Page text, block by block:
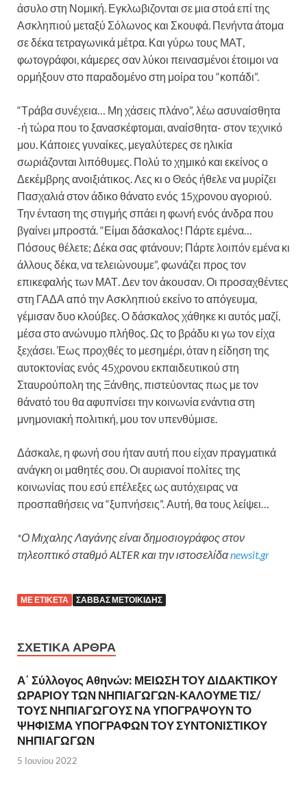
άσυλο στη Νομική. Εγκλωβιζονται σε μια στοά επί της
Ασκληπιού μεταξύ Σόλωνος και Σκουφά. Πενήντα άτομα
σε δέκα τετραγωνικά μέτρα. Και γύρω τους ΜΑΤ,
φωτογράφοι, κάμερες σαν λύκοι πεινασμένοι έτοιμοι να
ορμήξουν στο παραδομένο στη μοίρα του “κοπάδι”.
“Τράβα συνέχεια… Μη χάσεις πλάνο”, λέω ασυναίσθητα
-ή τώρα που το ξανασκέφτομαι, αναίσθητα- στον τεχνικό
μου. Κάποιες γυναίκες, μεγαλύτερες σε ηλικία
σωριάζονται λιπόθυμες. Πολύ το χημικό και εκείνος ο
Δεκέμβρης ανοιξιάτικος. Λες κι ο Θεός ήθελε να μυρίζει
Πασχαλιά στον άδικο θάνατο ενός 15χρονου αγοριού.
Την ένταση της στιγμής σπάει η φωνή ενός άνδρα που
βγαίνει μπροστά. “Είμαι δάσκαλος! Πάρτε εμένα…
Πόσους θέλετε; Δέκα σας φτάνουν; Πάρτε λοιπόν εμένα κι
άλλους δέκα, να τελειώνουμε”, φωνάζει προς τον
επικεφαλής των ΜΑΤ. Δεν τον άκουσαν. Οι προσαχθέντες
στη ΓΑΔΑ από την Ασκληπιού εκείνο το απόγευμα,
γέμισαν δυο κλούβες. Ο δάσκαλος χάθηκε κι αυτός μαζί,
μέσα στο ανώνυμο πλήθος. Ως το βράδυ κι γω τον είχα
ξεχάσει. Έως προχθές το μεσημέρι, όταν η είδηση της
αυτοκτονίας ενός 45χρονου εκπαιδευτικού στη
Σταυρούπολη της Ξάνθης, πιστεύοντας πως με τον
θάνατό του θα αφυπνίσει την κοινωνία ενάντια στη
μνημονιακή πολιτική, μου τον υπενθύμισε.
Δάσκαλε, η φωνή σου ήταν αυτή που είχαν πραγματικά
ανάγκη οι μαθητές σου. Οι αυριανοί πολίτες της
κοινωνίας που εσύ επέλεξες ως αυτόχειρας να
προσπαθήσεις να “ξυπνήσεις”. Αυτή, θα τους λείψει…
*Ο Μιχαλης Λαγάνης είναι δημοσιογράφος στον
τηλεοπτικό σταθμό ALTER και την ιστοσελίδαnewsit.gr
ΜΕ ΕΤΙΚΈΤΑ ΣΆΒΒΑΣ ΜΕΤΟΙΚΊΔΗΣ
ΣΧΕΤΙΚΆ ΆΡΘΡΑ
Α΄ Σύλλογος Αθηνών: ΜΕΙΩΣΗ ΤΟΥ ΔΙΔΑΚΤΙΚΟΥ
ΩΡΑΡΙΟΥ ΤΩΝ ΝΗΠΙΑΓΩΓΩΝ-ΚΑΛΟΥΜΕ ΤΙΣ/
ΤΟΥΣ ΝΗΠΙΑΓΩΓΟΥΣ ΝΑ ΥΠΟΓΡΑΨΟΥΝ ΤΟ
ΨΗΦΙΣΜΑ ΥΠΟΓΡΑΦΩΝ ΤΟΥ ΣΥΝΤΟΝΙΣΤΙΚΟΥ
ΝΗΠΙΑΓΩΓΩΝ
5 Ιουνίου 2022